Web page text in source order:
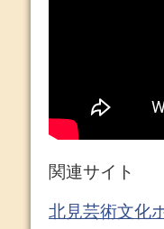
関連サイト
北見芸術文化